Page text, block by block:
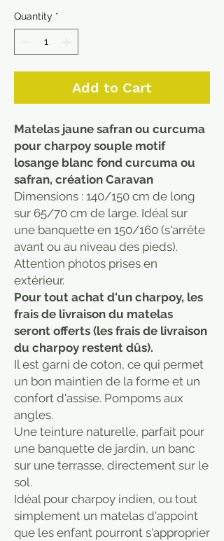
Quantity *
Add to Cart
Matelas jaune safran ou curcuma
pour charpoy souple motif
losange blanc fond curcuma ou
safran, création Caravan
Dimensions : 140/150 cm de long
sur 65/70 cm de large. Idéal sur
une banquette en 150/160 (s'arrête
avant ou au niveau des pieds).
Attention photos prises en
extérieur.
Pour tout achat d'un charpoy, les
frais de livraison du matelas
seront offerts (les frais de livraison
du charpoy restent dûs).
Il est garni de coton, ce qui permet
un bon maintien de la forme et un
confort d'assise. Pompoms aux
angles.
Une teinture naturelle, parfait pour
une banquette de jardin, un banc
sur une terrasse, directement sur le
sol.
Idéal pour charpoy indien, ou tout
simplement un matelas d'appoint
que les enfant pourront s'approprier